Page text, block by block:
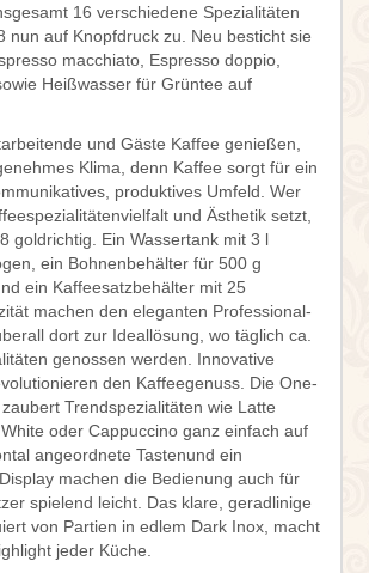
16 verschiedene Spezialitäten
nun auf Knopfdruck zu. Neu besticht sie
macchiato, Espresso doppio,
Heißwasser für Grüntee auf
und Gäste Kaffee genießen,
Klima, denn Kaffee sorgt für ein
produktives Umfeld. Wer
und Ästhetik setzt,
goldrichtig. Ein Wassertank mit 3 l
ein Bohnenbehälter für 500 g
ein Kaffeesatzbehälter mit 25
machen den eleganten Professional-
dort zur Ideallösung, wo täglich ca.
genossen werden. Innovative
den Kaffeegenuss. Die One-
Trendspezialitäten wie Latte
oder Cappuccino ganz einfach auf
angeordnete Tastenund ein
machen die Bedienung auch für
spielend leicht. Das klare, geradlinige
von Partien in edlem Dark Inox, macht
jeder Küche.